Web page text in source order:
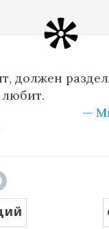
должен
любит.
—